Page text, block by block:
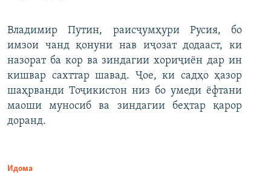
Владимир Путин, раисҷумҳури Русия, бо
имзои чанд қонуни нав иҷозат додааст, ки
назорат ба кор ва зиндагии хориҷиён дар ин
кишвар сахттар шавад. Ҷое, ки садҳо ҳазор
шаҳрванди Тоҷикистон низ бо умеди ёфтани
маоши муносиб ва зиндагии беҳтар қарор
доранд.
Идома